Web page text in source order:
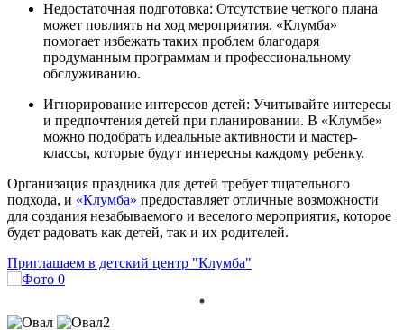
Недостаточная подготовка: Отсутствие четкого плана
может повлиять на ход мероприятия. «Клумба»
помогает избежать таких проблем благодаря
продуманным программам и профессиональному
обслуживанию.
Игнорирование интересов детей: Учитывайте интересы
и предпочтения детей при планировании. В «Клумбе»
можно подобрать идеальные активности и мастер-
классы, которые будут интересны каждому ребенку.
Организация праздника для детей требует тщательного
подхода, и «Клумба» предоставляет отличные возможности
для создания незабываемого и веселого мероприятия, которое
будет радовать как детей, так и их родителей.
Приглашаем в детский центр "Клумба"